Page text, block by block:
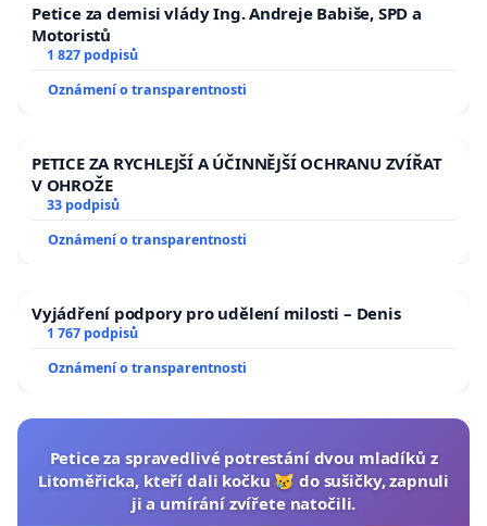
Petice za demisi vlády Ing. Andreje Babiše, SPD a
Motoristů
1 827 podpisů
Oznámení o transparentnosti
PETICE ZA RYCHLEJŠÍ A ÚČINNĚJŠÍ OCHRANU ZVÍŘAT
V OHROŽE
33 podpisů
Oznámení o transparentnosti
Vyjádření podpory pro udělení milosti – Denis
1 767 podpisů
Oznámení o transparentnosti
Petice za spravedlivé potrestání dvou mladíků z
Litoměřicka, kteří dali kočku 😿 do sušičky, zapnuli
ji a umírání zvířete natočili.